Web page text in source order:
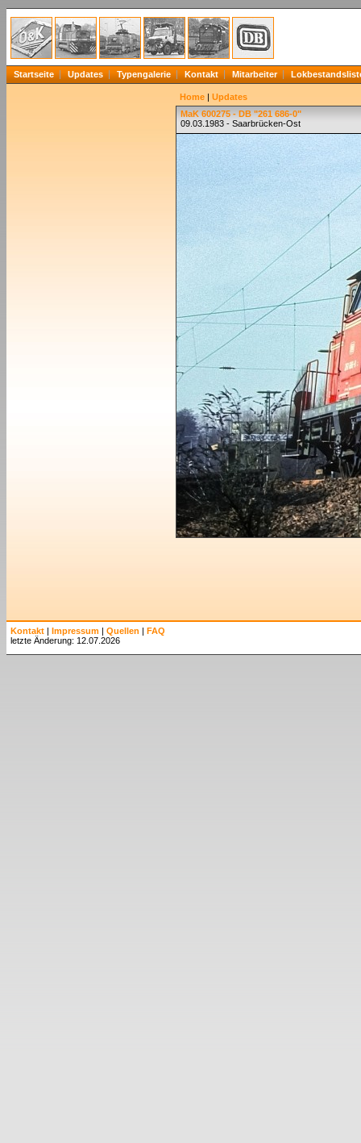
Startseite Updates Typengalerie Kontakt Mitarbeiter
Home | Updates
MaK 600275 - DB "261 686-0"
09.03.1983 - Saarbrücken-Ost
Kontakt | Impressum | Quellen | FAQ
letzte Änderung: 12.07.2026